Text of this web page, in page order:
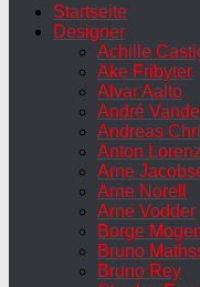
Startseite
Designer
Achille
Ake Fribyter
Alvar Aalto
André
Andreas
Anton Lorenz
Arne
Arne Norell
Arne Vodder
Borge
Bruno
Bruno Rey